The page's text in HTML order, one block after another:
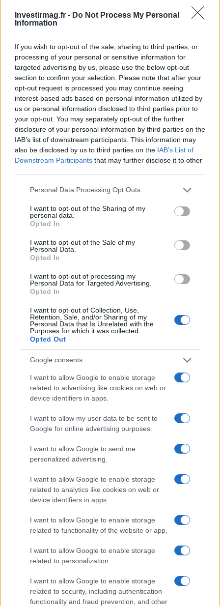
Investirmag.fr - Do Not Process My Personal
Information
If you wish to opt-out of the sale, sharing to third parties, or
processing of your personal or sensitive information for
targeted advertising by us, please use the below opt-out
section to confirm your selection. Please note that after your
opt-out request is processed you may continue seeing
interest-based ads based on personal information utilized by
us or personal information disclosed to third parties prior to
your opt-out. You may separately opt-out of the further
disclosure of your personal information by third parties on the
IAB’s list of downstream participants. This information may
also be disclosed by us to third parties on the IAB’s List of
Downstream Participants that may further disclose it to other
Please note that this website/app uses one or more Google
not limited to your visit or usage behaviour. You may click to
grant or deny consent to Google and its third-party tags to
use your data for below specified purposes in below Google
consent section.
Personal Data Processing Opt Outs
I want to opt-out of the Sharing of my
personal data.
Opted In
I want to opt-out of the Sale of my
Personal Data.
Opted In
I want to opt-out of processing my
Personal Data for Targeted Advertising.
Opted In
I want to opt-out of Collection, Use,
Retention, Sale, and/or Sharing of my
Personal Data that Is Unrelated with the
Purposes for which it was collected.
Opted Out
Google consents
I want to allow Google to enable storage
related to advertising like cookies on web or
device identifiers in apps.
I want to allow my user data to be sent to
Google for online advertising purposes.
I want to allow Google to send me
personalized advertising.
I want to allow Google to enable storage
related to analytics like cookies on web or
device identifiers in apps.
I want to allow Google to enable storage
related to functionality of the website or app.
I want to allow Google to enable storage
related to personalization.
I want to allow Google to enable storage
related to security, including authentication
functionality and fraud prevention, and other
Continuez la lecture
LA FINANCE
Débroussaillage forestier : pourquoi une taxe collective
Camille Durand · 9 Août 2026
Finance quantitative : comment évaluer et gérer les risques de
portefeuille
Camille Durand · 9 Août 2026